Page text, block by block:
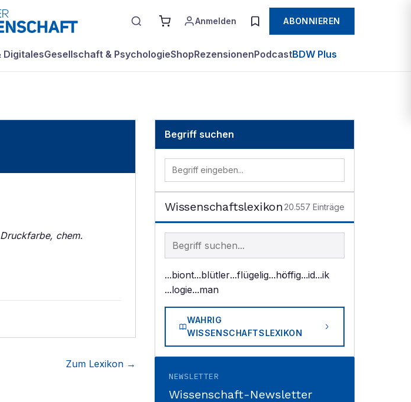
Anmelden ABONNIEREN
DigitalesGesellschaft & PsychologieShopRezensionenPodcastBDW Plus
chem.
Zum Lexikon →
Begriff suchen
Wissenschaftslexikon 20.557 Einträge
Begriff im Lexikon suchen
...biont...blütler...flügelig...höffig...id...ik
...logie...man
WAHRIG
WISSENSCHAFTSLEXIKON
NEWSLETTER
Wissenschaft-Newsletter